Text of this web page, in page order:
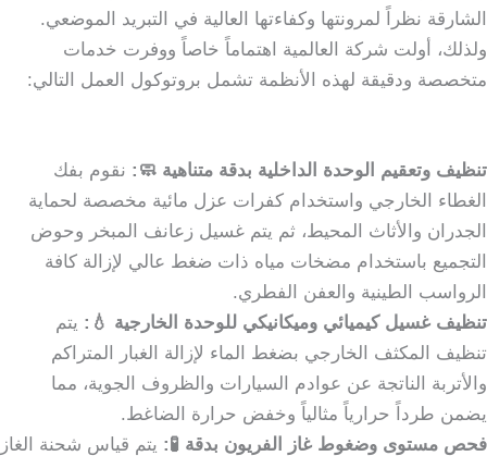
الشارقة نظراً لمرونتها وكفاءتها العالية في التبريد الموضعي.
ولذلك، أولت شركة العالمية اهتماماً خاصاً ووفرت خدمات
متخصصة ودقيقة لهذه الأنظمة تشمل بروتوكول العمل التالي:
تنظيف وتعقيم الوحدة الداخلية بدقة متناهية 🧼: نقوم بفك
الغطاء الخارجي واستخدام كفرات عزل مائية مخصصة لحماية
الجدران والأثاث المحيط، ثم يتم غسيل زعانف المبخر وحوض
التجميع باستخدام مضخات مياه ذات ضغط عالي لإزالة كافة
الرواسب الطينية والعفن الفطري.
تنظيف غسيل كيميائي وميكانيكي للوحدة الخارجية 💧: يتم
تنظيف المكثف الخارجي بضغط الماء لإزالة الغبار المتراكم
والأتربة الناتجة عن عوادم السيارات والظروف الجوية، مما
يضمن طرداً حرارياً مثالياً وخفض حرارة الضاغط.
فحص مستوى وضغوط غاز الفريون بدقة 🧪: يتم قياس شحنة الغاز